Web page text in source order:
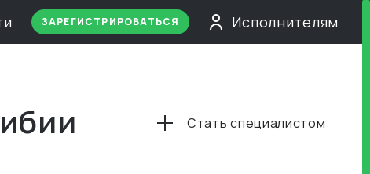
ЗАРЕГИСТРИРОВАТЬСЯ Исполнителям
Стать специалистом